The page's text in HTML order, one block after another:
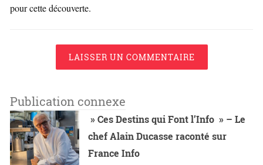
pour cette découverte.
LAISSER UN COMMENTAIRE
Publication connexe
» Ces Destins qui Font l’Info » – Le
chef Alain Ducasse raconté sur
France Info